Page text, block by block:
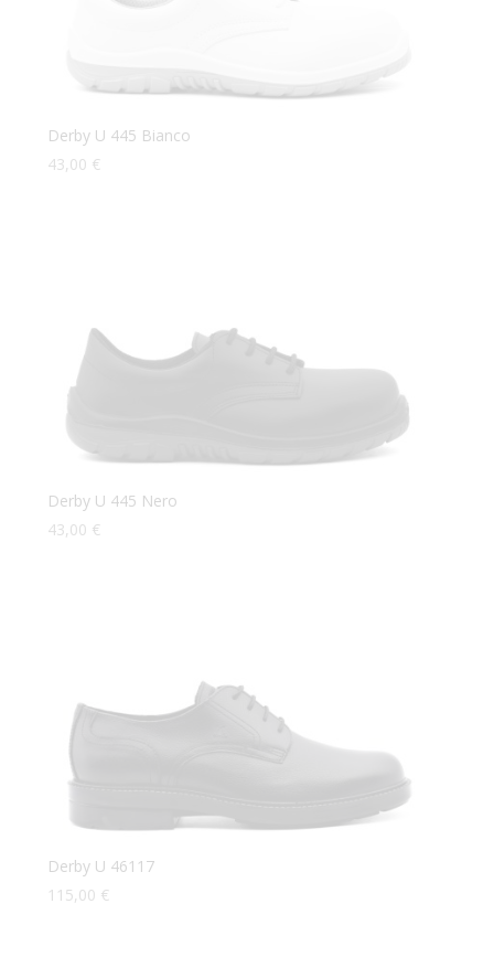
Derby U 445 Bianco
43,00 €
Derby U 445 Nero
43,00 €
Derby U 46117
115,00 €